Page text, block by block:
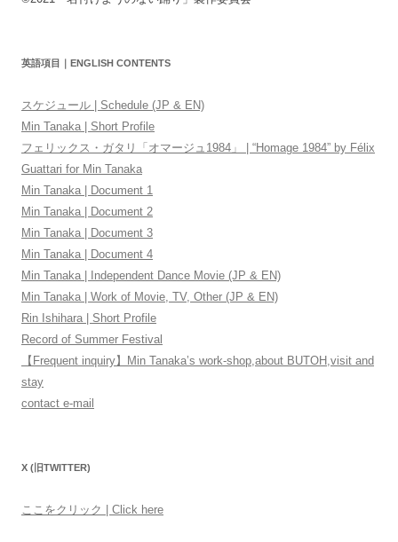
英語項目｜ENGLISH CONTENTS
スケジュール | Schedule (JP & EN)
Min Tanaka | Short Profile
フェリックス・ガタリ「オマージュ1984」 | “Homage 1984” by Félix
Guattari for Min Tanaka
Min Tanaka | Document 1
Min Tanaka | Document 2
Min Tanaka | Document 3
Min Tanaka | Document 4
Min Tanaka | Independent Dance Movie (JP & EN)
Min Tanaka | Work of Movie, TV, Other (JP & EN)
Rin Ishihara | Short Profile
Record of Summer Festival
【Frequent inquiry】Min Tanaka’s work-shop,about BUTOH,visit and
stay
contact e-mail
X (旧TWITTER)
ここをクリック | Click here